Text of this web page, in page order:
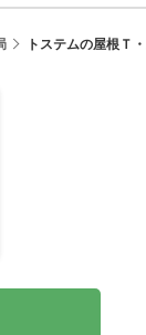
トステムの屋根Ｔ